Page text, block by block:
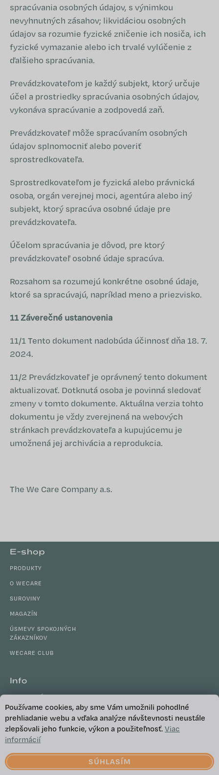
Používame cookies, aby sme Vám umožnili pohodlné
prehliadanie webu a vďaka analýze návštevnosti neustále
zlepšovali jeho funkcie, výkon a použiteľnosť.Viac
informácií
SÚHLASÍM
spracúvania osobných údajov, s výnimkou
nevyhnutných zásahov; likvidáciou osobných
údajov sa rozumie fyzické zničenie ich nosiča, ich
fyzické vymazanie alebo ich trvalé vylúčenie z
ďalšieho spracúvania.
Prevádzkovateľom je každý subjekt, ktorý určuje
účel a prostriedky spracúvania osobných údajov,
vykonáva spracúvanie a zodpovedá zaň.
Prevádzkovateľ môže spracúvaním osobných
údajov splnomocniť alebo poveriť
sprostredkovateľa.
Sprostredkovateľom je fyzická alebo právnická
osoba, orgán verejnej moci, agentúra alebo iný
subjekt, ktorý spracúva osobné údaje pre
prevádzkovateľa.
Účelom spracúvania je dôvod, pre ktorý
prevádzkovateľ osobné údaje spracúva.
Rozsahom sa rozumejú konkrétne osobné údaje,
ktoré sa spracúvajú, napríklad meno a priezvisko.
11 Záverečné ustanovenia
11/1 Tento dokument nadobúda účinnosť dňa 18. 7.
2024.
11/2 Prevádzkovateľ je oprávnený tento dokument
aktualizovať. Dotknutá osoba je povinná sledovať
zmeny v tomto dokumente. Aktuálna verzia tohto
dokumentu je vždy zverejnená na webových
stránkach prevádzkovateľa a kupujúcemu je
umožnená jej archivácia a reprodukcia.
The We Care Company a.s.
E-shop
PRODUKTY
O WECARE
SUROVINY
MAGAZÍN
ÚSMEVY SPOKOJNÝCH
ZÁKAZNÍKOV
WECARE CLUB
Info
OBCHODNÉ PODMIENKY
GDPR
B2B SPOLUPRÁCA
KONTAKTY
ODSTÚPIŤ OD ZMLUVY